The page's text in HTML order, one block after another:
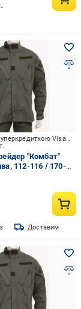
До -10% з суперкредиткою Visa Вигода
"Комбат"
112-116 / 170-
Доставим